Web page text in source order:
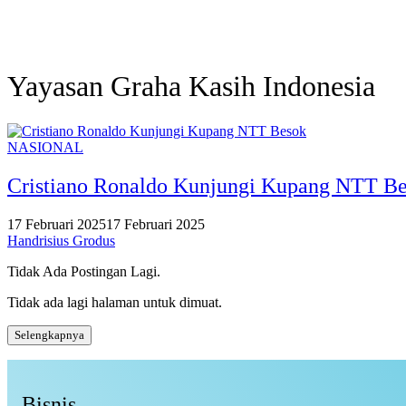
Yayasan Graha Kasih Indonesia
NASIONAL
Cristiano Ronaldo Kunjungi Kupang NTT
17 Februari 202517 Februari 2025
Handrisius Grodus
Tidak Ada Postingan Lagi.
Tidak ada lagi halaman untuk dimuat.
Selengkapnya